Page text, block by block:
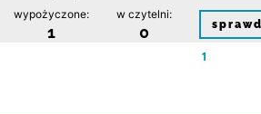
wypożyczone:
1
w czytelni:
0
1